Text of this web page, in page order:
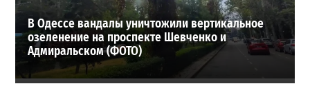
В Одессе вандалы уничтожили вертикальное
озеленение на проспекте Шевченко и
Адмиральском (ФОТО)